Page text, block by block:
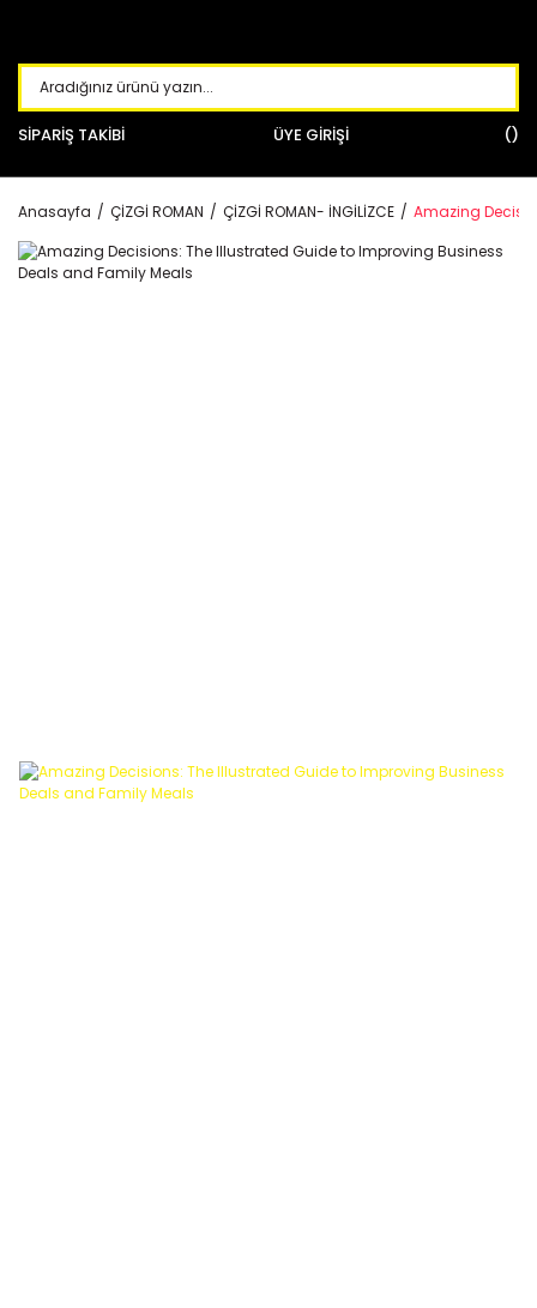
SİPARİŞ TAKİBİ ÜYE GİRİŞİ
Anasayfa ÇİZGİ ROMAN ÇİZGİ ROMAN- İNGİLİZCE Amazing